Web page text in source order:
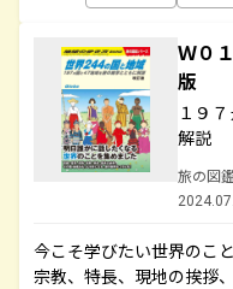
Ｗ０
版
１９
解説
旅の図
今こそ学びたい世界のこ
宗教、特長、現地の挨拶